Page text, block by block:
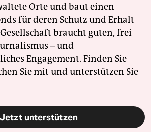
Orte und baut einen
für deren Schutz und Erhalt
braucht guten, frei
– und
Engagement. Finden Sie
Sie mit und unterstützen Sie
Jetzt unterstützen